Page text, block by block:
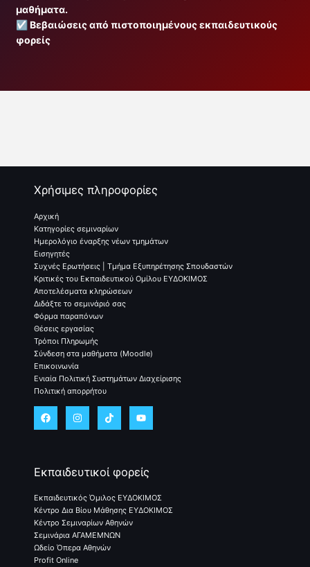
μαθήματα.
☑️ Βεβαιώσεις από πιστοποιημένους εκπαιδευτικούς
φορείς
Χρήσιμες πληροφορίες
Αρχική
Κατηγορίες σεμιναρίων
Ημερολόγιο έναρξης νέων τμημάτων
Εισηγητές
Συχνές Ερωτήσεις | Τμήμα Εξυπηρέτησης Σπουδαστών
Κριτικές του Εκπαιδευτικού Ομίλου ΕΥΔΟΚΙΜΟΣ
Αποτελέσματα κληρώσεων
Διδάξτε το σεμινάριό σας
Φόρμα παραπόνων
Θέσεις εργασίας
Τρόποι Πληρωμής
Σύνδεση στα μαθήματα (Moodle)
Επικοινωνία
Ενιαία Πολιτική Συστημάτων Διαχείρισης
Πολιτική απορρήτου
Εκπαιδευτικοί φορείς
Εκπαιδευτικός Όμιλος ΕΥΔΟΚΙΜΟΣ
Κέντρο Δια Βίου Μάθησης ΕΥΔΟΚΙΜΟΣ
Κέντρο Σεμιναρίων Αθηνών
Σεμινάρια ΑΓΑΜΕΜΝΩΝ
Ωδείο Όπερα Αθηνών
Profit Online